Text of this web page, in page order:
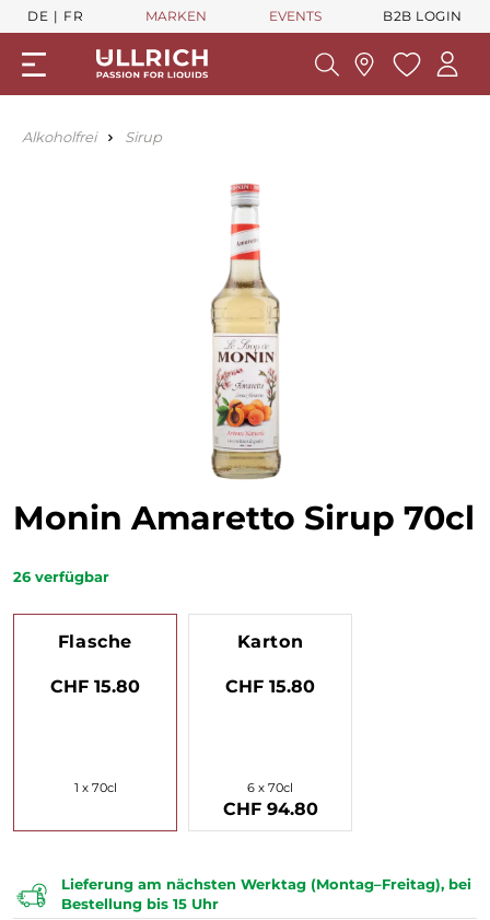
DE FR MARKEN EVENTS B2B LOGIN
Alkoholfrei Sirup
Monin Amaretto Sirup 70cl
26 verfügbar
Flasche
CHF 15.80
1 x 70cl
Karton
CHF 15.80
6 x 70cl
CHF 94.80
Lieferung am nächsten Werktag (Montag–Freitag), bei
Bestellung bis 15 Uhr